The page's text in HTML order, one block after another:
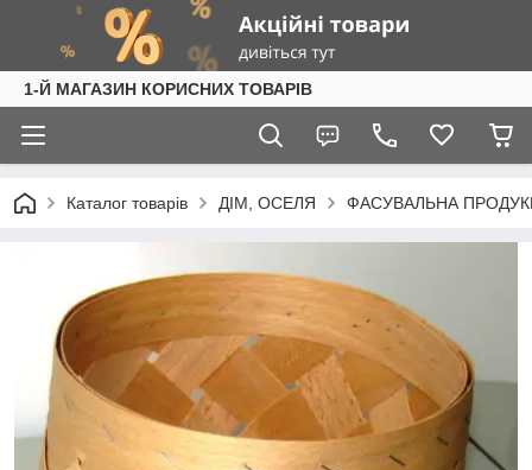
1-Й МАГАЗИН КОРИСНИХ ТОВАРІВ
Каталог товарів ДІМ, ОСЕЛЯ ФАСУВАЛЬНА